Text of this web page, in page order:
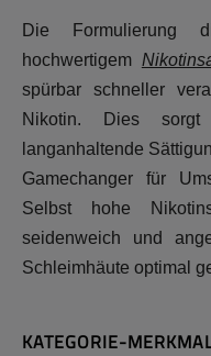
Die Formulierung
hochwertigem
spürbar schneller
Nikotin. Dies
langanhaltende
Gamechanger für
Selbst hohe
seidenweich und
Schleimhäute optimal
KATEGORIE-